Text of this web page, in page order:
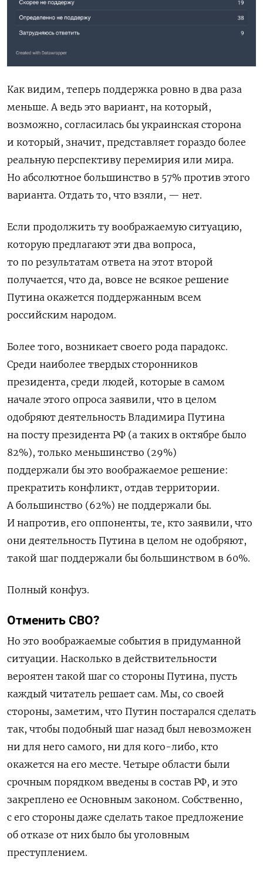
Как видим, теперь поддержка ровно в два раза
меньше. А ведь это вариант, на который,
возможно, согласилась бы украинская сторона
и который, значит, представляет гораздо более
реальную перспективу перемирия или мира.
Но абсолютное большинство в 57% против этого
варианта. Отдать то, что взяли, — нет.
Если продолжить ту воображаемую ситуацию,
которую предлагают эти два вопроса,
то по результатам ответа на этот второй
получается, что да, вовсе не всякое решение
Путина окажется поддержанным всем
российским народом.
Более того, возникает своего рода парадокс.
Среди наиболее твердых сторонников
президента, среди людей, которые в самом
начале этого опроса заявили, что в целом
одобряют деятельность Владимира Путина
на посту президента РФ (а таких в октябре было
82%), только меньшинство (29%)
поддержали бы это воображаемое решение:
прекратить конфликт, отдав территории.
А большинство (62%) не поддержали бы.
И напротив, его оппоненты, те, кто заявили, что
они деятельность Путина в целом не одобряют,
такой шаг поддержали бы большинством в 60%.
Полный конфуз.
Отменить СВО?
Но это воображаемые события в придуманной
ситуации. Насколько в действительности
вероятен такой шаг со стороны Путина, пусть
каждый читатель решает сам. Мы, со своей
стороны, заметим, что Путин постарался сделать
так, чтобы подобный шаг назад был невозможен
ни для него самого, ни для кого-либо, кто
окажется на его месте. Четыре области были
срочным порядком введены в состав РФ, и это
закреплено ее Основным законом. Собственно,
с его стороны даже сделать такое предложение
об отказе от них было бы уголовным
преступлением.